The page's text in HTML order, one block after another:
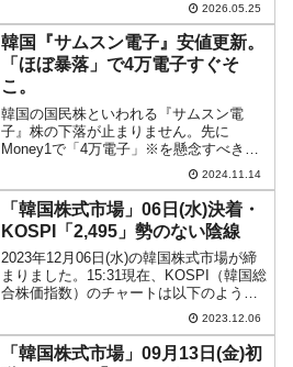
でしたが、盧武鉉（ノ・ムヒョン）さん
の弁護士仲間であり、政治的弟子筋に当
たる文在寅に至って、左派・進...
2026.05.25
韓国『サムスン電子』安値更新。
「ほぼ暴落」で4万電子すぐそ
こ。
韓国の国民株といわれる『サムスン電
子』株の下落が止まりません。先に
Money1で「4万電子」※を懸念すべき、
と書きましたが、意外とすんなりそこま
でいくかもしれません。以下は2024年11
月13日(水）が締まった時点でのチャート
です（チャート...
2024.11.14
「韓国株式市場」06日(水)決着・
KOSPI「2,495」勢のない陰線
2023年12月06日(水)の韓国株式市場が締
まりました。15:31現在、KOSPI（韓国総
合株価指数）のチャートは以下のように
『Investing.com』より引用）。なんだか
なーな決着になりました。ほぼ前日の終
値...
2023.12.06
「韓国株式市場」09月13日(金)初